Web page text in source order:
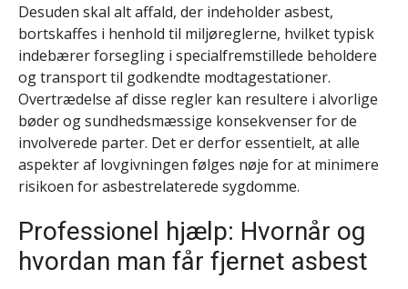
Desuden skal alt affald, der indeholder asbest,
bortskaffes i henhold til miljøreglerne, hvilket typisk
indebærer forsegling i specialfremstillede beholdere
og transport til godkendte modtagestationer.
Overtrædelse af disse regler kan resultere i alvorlige
bøder og sundhedsmæssige konsekvenser for de
involverede parter. Det er derfor essentielt, at alle
aspekter af lovgivningen følges nøje for at minimere
risikoen for asbestrelaterede sygdomme.
Professionel hjælp: Hvornår og
hvordan man får fjernet asbest